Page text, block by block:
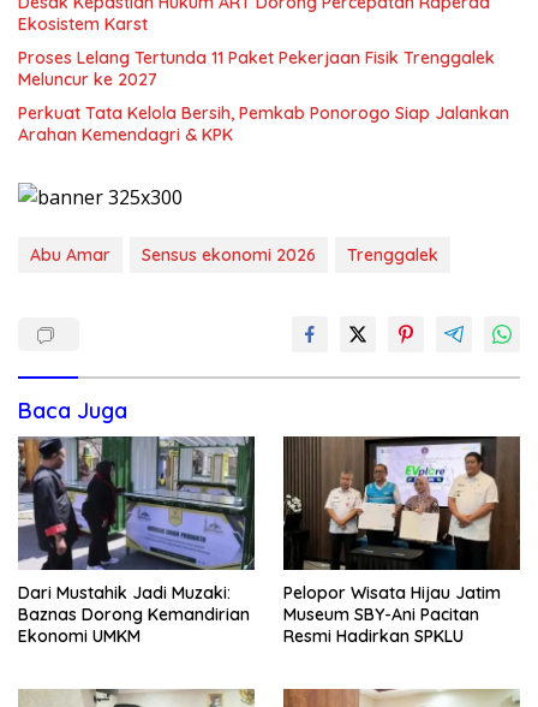
Ekosistem Karst
Proses Lelang Tertunda 11 Paket Pekerjaan Fisik Trenggalek
Meluncur ke 2027
Perkuat Tata Kelola Bersih, Pemkab Ponorogo Siap Jalankan
Arahan Kemendagri & KPK
Abu Amar Sensus ekonomi 2026 Trenggalek
Baca Juga
Dari Mustahik Jadi Muzaki:
Baznas Dorong Kemandirian
Ekonomi UMKM
Pelopor Wisata Hijau Jatim
Museum SBY-Ani Pacitan
Resmi Hadirkan SPKLU